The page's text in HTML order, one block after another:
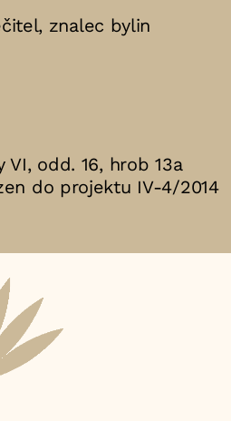
, znalec bylin
VI, odd. 16, hrob 13a
do projektu IV-4/2014